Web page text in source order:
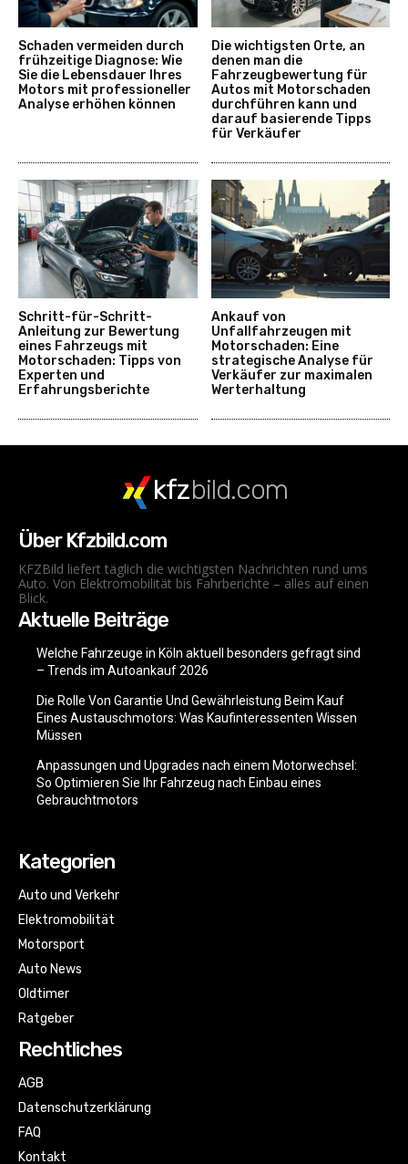
Schaden vermeiden durch
frühzeitige Diagnose: Wie
Sie die Lebensdauer Ihres
Motors mit professioneller
Analyse erhöhen können
Die wichtigsten Orte, an
denen man die
Fahrzeugbewertung für
Autos mit Motorschaden
durchführen kann und
darauf basierende Tipps
für Verkäufer
Schritt-für-Schritt-
Anleitung zur Bewertung
eines Fahrzeugs mit
Motorschaden: Tipps von
Experten und
Erfahrungsberichte
Ankauf von
Unfallfahrzeugen mit
Motorschaden: Eine
strategische Analyse für
Verkäufer zur maximalen
Werterhaltung
kfzbild.com
Über Kfzbild.com
KFZBild liefert täglich die wichtigsten Nachrichten rund ums
Auto. Von Elektromobilität bis Fahrberichte – alles auf einen
Blick.
Aktuelle Beiträge
Welche Fahrzeuge in Köln aktuell besonders gefragt sind
– Trends im Autoankauf 2026
Die Rolle Von Garantie Und Gewährleistung Beim Kauf
Eines Austauschmotors: Was Kaufinteressenten Wissen
Müssen
Anpassungen und Upgrades nach einem Motorwechsel:
So Optimieren Sie Ihr Fahrzeug nach Einbau eines
Gebrauchtmotors
Kategorien
Auto und Verkehr
Elektromobilität
Motorsport
Auto News
Oldtimer
Ratgeber
Rechtliches
AGB
Datenschutzerklärung
FAQ
Kontakt